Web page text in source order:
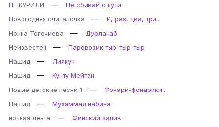
НЕ КУРИЛИ —
Не сбивай с пути
Новогодняя считалочка
—
И, раз, два, три...
Нонна Тогочиева
—
Дурланаб
Неизвестен
—
Паровозик тыр-тыр-тыр
Нашид
—
Лиякун
Нашид
—
Кунту Мейтан
Новые детские песни 1
—
Фонари-фонарики..
Нашид
—
Мухаммад набина
ночная лента
—
Финский залив